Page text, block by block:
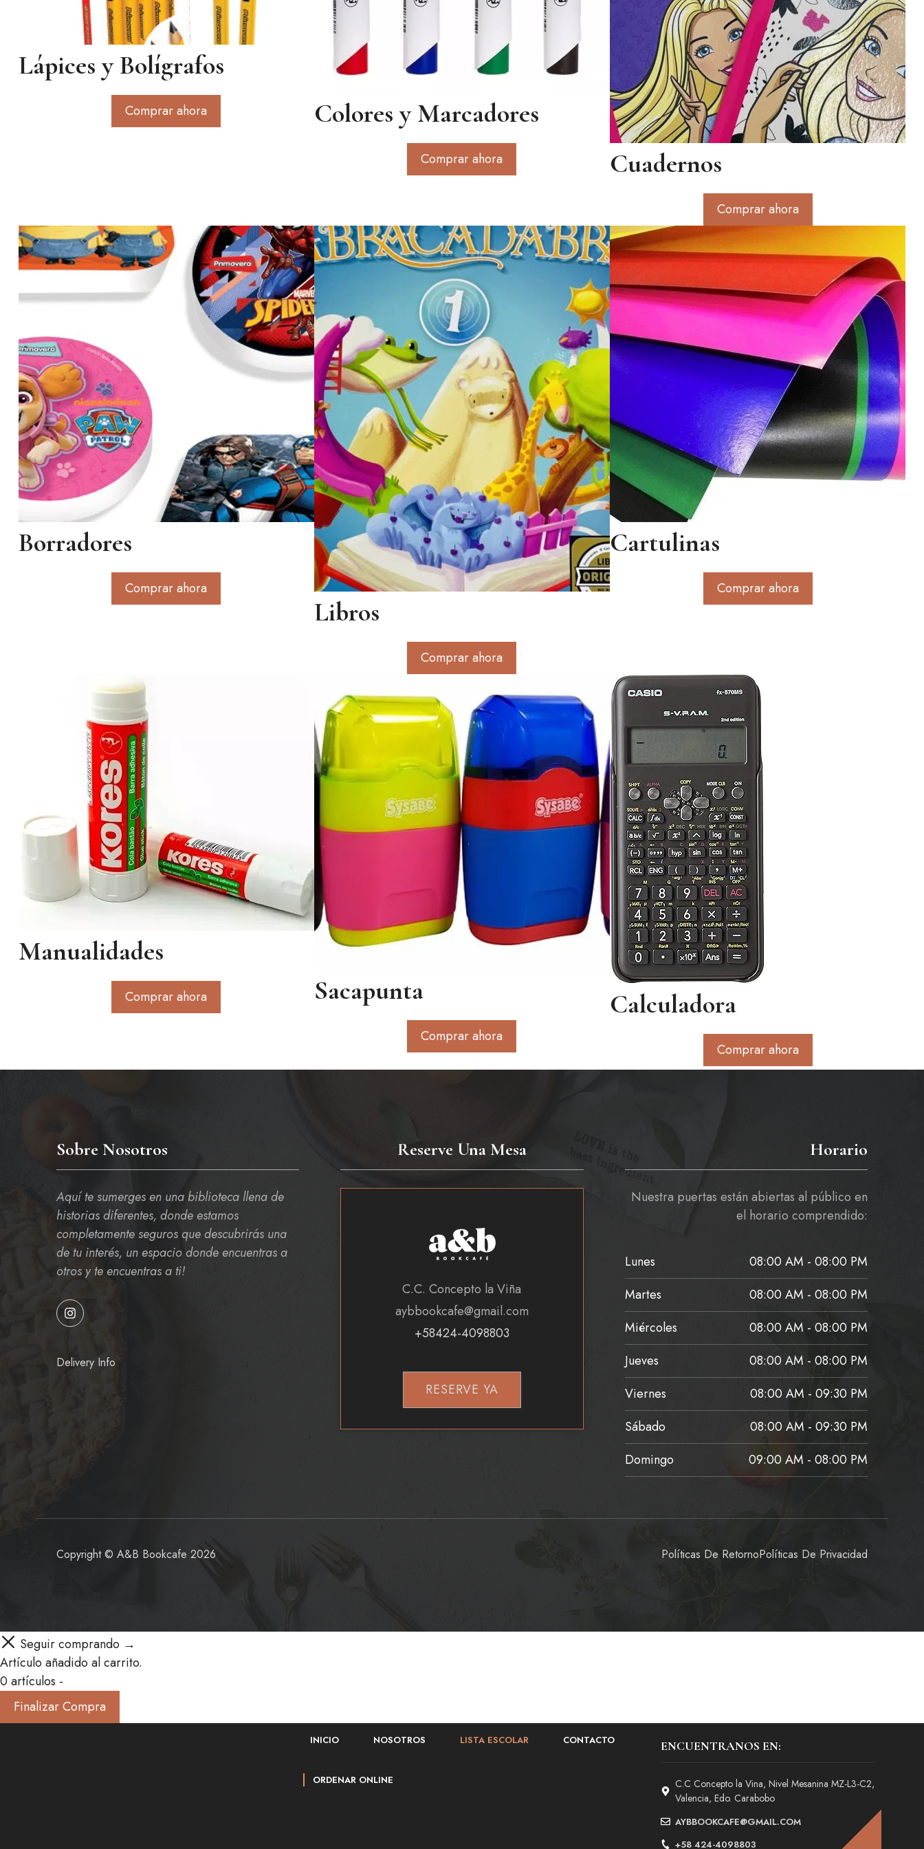
Lápices y Bolígrafos
Comprar ahora Colores y Marcadores
Comprar ahora Cuadernos
Comprar ahora
Borradores
Comprar ahora
Libros
Comprar ahora
Cartulinas
Comprar ahora
Manualidades
Comprar ahora Sacapunta
Comprar ahora
Calculadora
Comprar ahora
Sobre Nosotros
Aquí te sumerges en una biblioteca llena de
historias diferentes, donde estamos
completamente seguros que descubrirás una
de tu interés, un espacio donde encuentras a
otros y te encuentras a ti!
Delivery Info
Reserve Una Mesa
C.C. Concepto la Viña
aybbookcafe@gmail.com
+58424-4098803
RESERVE YA
Horario
Nuestra puertas están abiertas al público en
el horario comprendido:
Lunes
08:00 AM - 08:00 PM
Martes
08:00 AM - 08:00 PM
Miércoles
08:00 AM - 08:00 PM
Jueves
08:00 AM - 08:00 PM
Viernes
08:00 AM - 09:30 PM
Sábado
08:00 AM - 09:30 PM
Domingo
09:00 AM - 08:00 PM
Copyright © A&B Bookcafe 2026 Políticas De RetornoPolíticas De Privacidad
Seguir comprando →
Artículo añadido al carrito.
0 artículos -
Finalizar Compra
INICIO NOSOTROS LISTA ESCOLAR CONTACTO
ORDENAR ONLINE
ENCUENTRANOS EN:
C.C Concepto la Vina, Nivel Mesanina MZ-L3-C2,
Valencia, Edo. Carabobo
AYBBOOKCAFE@GMAIL.COM
+58 424-4098803